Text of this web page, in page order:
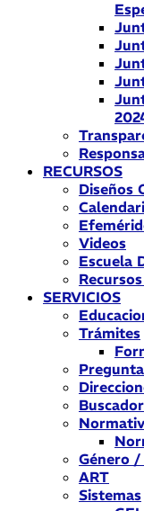
RECURSOS
Diseños
Videos
Escuela
SERVICIOS
Trámites
Género /
ART
Sistemas